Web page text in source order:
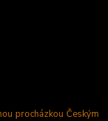
procházkou Českým